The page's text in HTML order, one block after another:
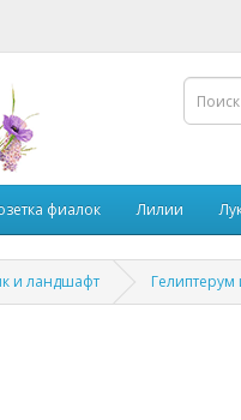
фиалок Лилии
и ландшафт